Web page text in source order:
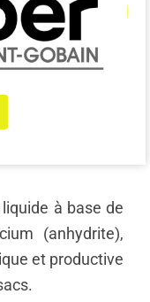
à base de
(anhydrite),
et productive